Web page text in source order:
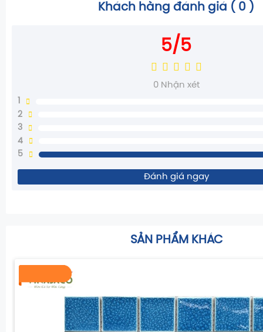
Khách hàng đánh giá ( 0 )
5/5
0 Nhận xét
1
2
3
4
5
Đánh giá ngay
SẢN PHẨM KHÁC